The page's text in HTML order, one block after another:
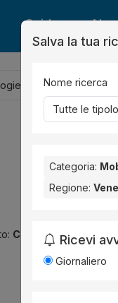
Guide
Cassola . Nessun
Salva la tua
Nome ricerca
Categoria:
Regione:
Ricevi
Giornaliero